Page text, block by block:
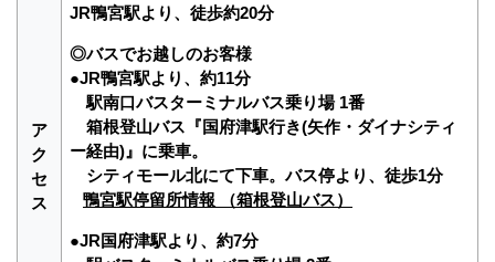
ア
ク
セ
ス
JR鴨宮駅より、徒歩約20分
◎バスでお越しのお客様
●JR鴨宮駅より、約11分
駅南口バスターミナルバス乗り場 1番
箱根登山バス『国府津駅行き(矢作・ダイナシティ
ー経由)』に乗車。
シティモール北にて下車。バス停より、徒歩1分
鴨宮駅停留所情報 （箱根登山バス）
●JR国府津駅より、約7分